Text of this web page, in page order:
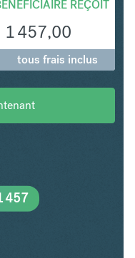
REÇOIT
1 457,00
tous frais inclus
457